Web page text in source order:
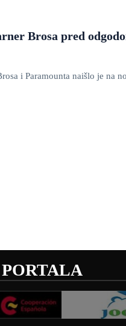
Brosa pred
i Paramounta naišlo je na